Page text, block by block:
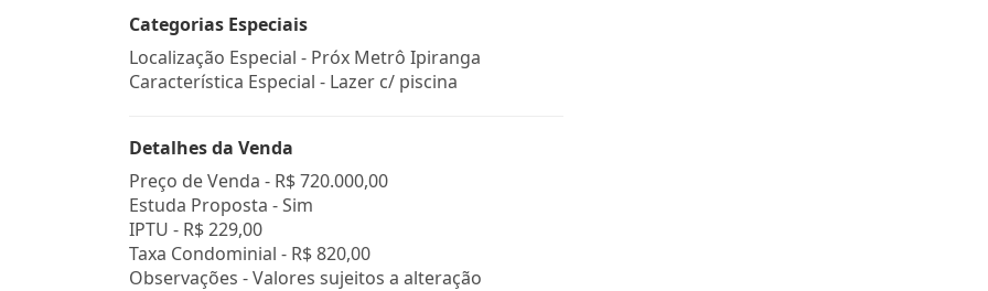
Categorias Especiais
Localização Especial - Próx Metrô Ipiranga
Característica Especial - Lazer c/ piscina
Detalhes da Venda
Preço de Venda - R$ 720.000,00
Estuda Proposta - Sim
IPTU - R$ 229,00
Taxa Condominial - R$ 820,00
Observações - Valores sujeitos a alteração